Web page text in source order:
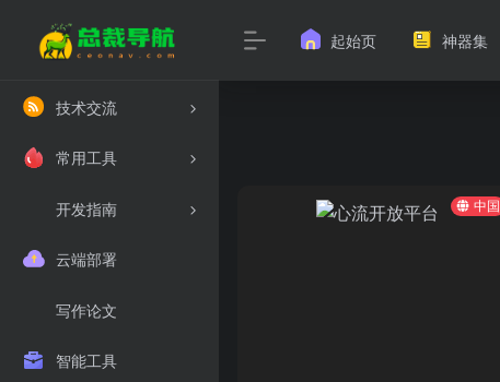
技术交流
常用工具
开发指南
云端部署
写作论文
智能工具
起始页 神器集
中国